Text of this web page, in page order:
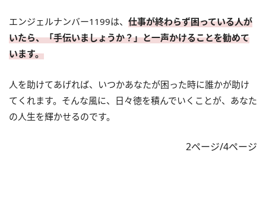
エンジェルナンバー1199は、 仕事が終わらず困っている人が
いたら、「手伝いましょうか？」と一声かけることを勧めて
います。
人を助けてあげれば、いつかあなたが困った時に誰かが助け
てくれます。そんな風に、日々徳を積んでいくことが、あなた
の人生を輝かせるのです。
2ページ/4ページ